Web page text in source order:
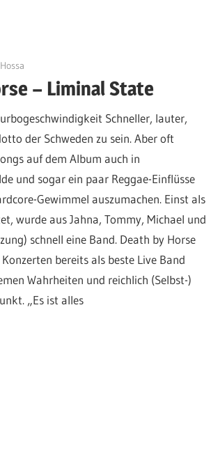
Hossa
– Liminal State
Schneller, lauter,
der Schweden zu sein. Aber oft
auf dem Album auch in
und sogar ein paar Reggae-Einflüsse
Gewimmel auszumachen. Einst als
wurde aus Jahna, Tommy, Michael und
schnell eine Band. Death by Horse
bereits als beste Live Band
Wahrheiten und reichlich (Selbst-)
„Es ist alles